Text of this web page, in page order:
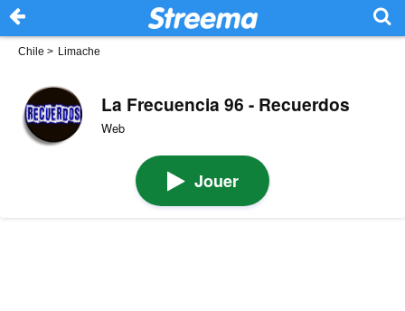
Chile > Limache
La Frecuencia 96 - Recuerdos
Web
Jouer